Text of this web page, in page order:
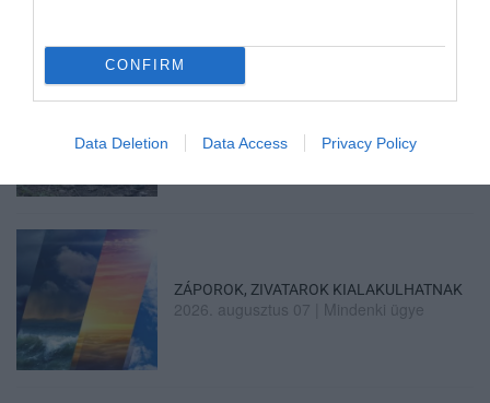
CONFIRM
Data Deletion Data Access Privacy Policy
HALMENTÉS SZARVASKŐNÉL: ŐSHONOS
2026. augusztus 07 |Környék ügye
ZÁPOROK, ZIVATAROK KIALAKULHATNAK
2026. augusztus 07 Mindenki ügye